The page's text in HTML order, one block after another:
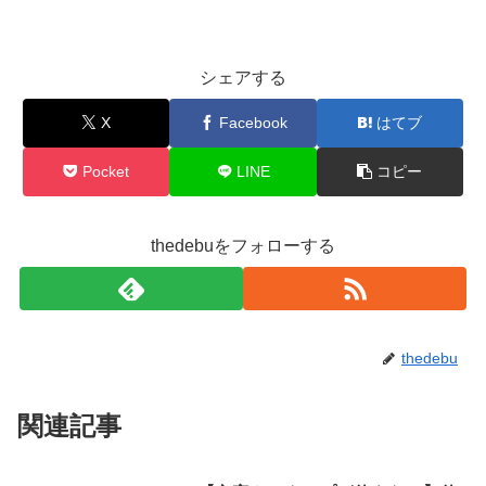
シェアする
X Facebook はてブ
Pocket LINE コピー
thedebuをフォローする
thedebu
関連記事